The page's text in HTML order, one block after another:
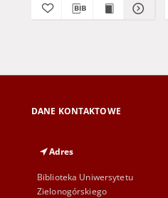
DANE KONTAKTOWE
Adres
Biblioteka Uniwersytetu
Zielonogórskiego